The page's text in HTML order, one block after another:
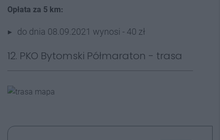
Opłata za 5 km:
do dnia 08.09.2021 wynosi - 40 zł
12. PKO Bytomski Półmaraton - trasa